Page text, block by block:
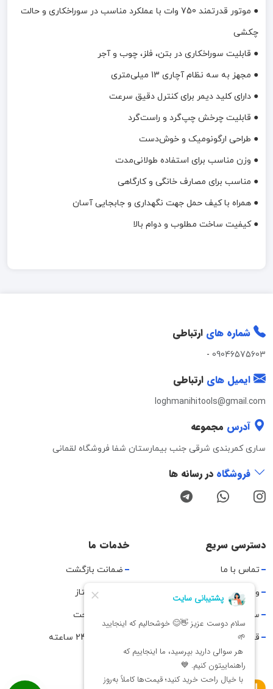
● موتور قدرتمند 750 وات با عملکرد مناسب در سوراخکاری و حالت
چکشی
● قابلیت سوراخکاری در بتن، فلز، چوب و آجر
● مجهز به سه نظام آچاری 13 میلی‌متری
● دارای کلید دیمر برای کنترل دقیق سرعت
● قابلیت چرخش چپ‌گرد و راست‌گرد
● طراحی ارگونومیک و خوش‌دست
● وزن مناسب برای استفاده طولانی‌مدت
● مناسب برای مصارف خانگی و کارگاهی
● همراه با کیف حمل جهت نگهداری و جابجایی آسان
● کیفیت ساخت مطلوب و دوام بالا
شماره های ارتباطی
09046575603
-
ایمیل های ارتباطی
loghmanihitools@gmail.com
آدرس مجموعه
ساری کمربندی شرقی جنب بیمارستان شفا فروشگاه لقمانی
فروشگاه در رسانه ها
دسترسی سریع
تماس با ما
وبلاگ
سوالات متداول
قوانین و مقررات
خدمات ما
ضمانت بازگشت
ارسال پیشتاز
مرجوعی راحت